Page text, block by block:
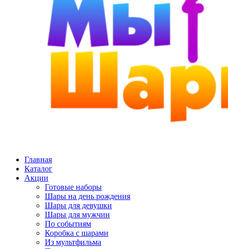
Главная
Каталог
Акции
Готовые наборы
Шары на день рождения
Шары для девушки
Шары для мужчин
По событиям
Коробка с шарами
Из мультфильма